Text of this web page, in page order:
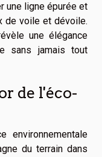
une ligne épurée et
de voile et dévoile.
une élégance
sans jamais tout
de l'éco-
environnementale
du terrain dans